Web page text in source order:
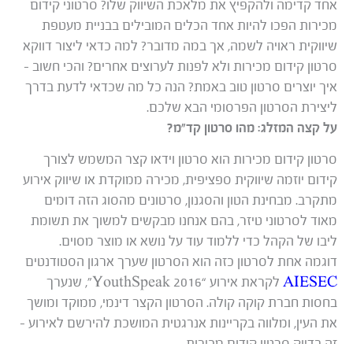
אחד קדימה ולהקפיץ את מלאכת השיווק שלו? סרטוני קידום
מכירות הפכו להיות אחד הכלים המובילים בבניית מעטפת
שיווקית ראויה לשמה, אך במה מדובר? למה כדאי ליצור דווקא
סרטון קידום מכירות ולא לפנות לערוצים אחרים? והכי חשוב –
איך יוצרים סרטון טוב באמת? הנה כל מה שכדאי לדעת בדרך
ליצירת הסרטון הפרסומי הבא שלכם.
על קצה המזלג: מהו סרטון קד”מ?
סרטון קידום מכירות הוא סרטון וידאו קצר המשמש לצורך
קידום יוזמה שיווקית ספציפית, מכירה ממוקדת או שיווק אירוע
מתקרב. מבחינת הטון והסגנון, סרטונים מהסוג הזה דומים
מאוד לסרטוני טיזר, בהם אנחנו מבקשים למשוך את תשומת
ליבו של הקהל כדי ללמוד עוד על נושא או מוצר מסוים.
דוגמה אחת לסרטון כזה הוא הסרטון שערך ארגון הסטודנטים
AIESEC
לקראת אירוע “YouthSpeak 2016”, שנערך
בחסות חברת קוקה קולה. הסרטון הקצר דינמי, ממוקד ומושך
את העין, ומלווה בקריינות אנרגטית המושכת להירשם לאירוע –